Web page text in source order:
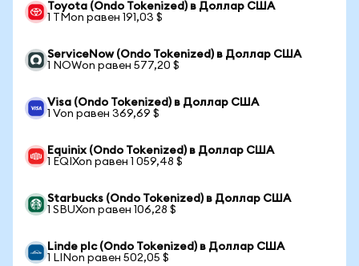
Toyota (Ondo Tokenized) в Доллар США
1 TMon равен 191,03 $
ServiceNow (Ondo Tokenized) в Доллар США
1 NOWon равен 577,20 $
Visa (Ondo Tokenized) в Доллар США
1 Von равен 369,69 $
Equinix (Ondo Tokenized) в Доллар США
1 EQIXon равен 1 059,48 $
Starbucks (Ondo Tokenized) в Доллар США
1 SBUXon равен 106,28 $
Linde plc (Ondo Tokenized) в Доллар США
1 LINon равен 502,05 $